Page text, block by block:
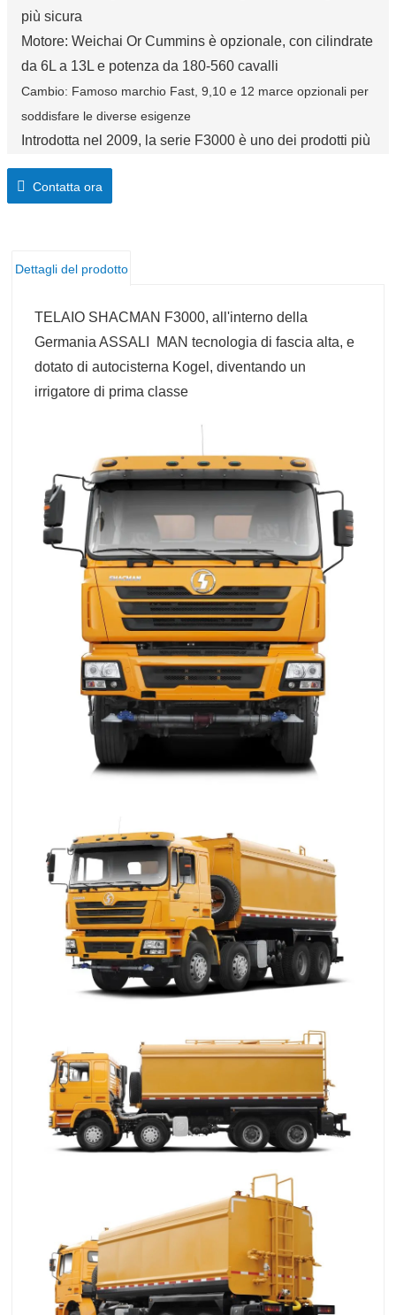
più sicura
Motore: Weichai Or Cummins è opzionale, con cilindrate
da 6L a 13L e potenza da 180-560 cavalli
Cambio: Famoso marchio Fast, 9,10 e 12 marce opzionali per
soddisfare le diverse esigenze
Introdotta nel 2009, la serie F3000 è uno dei prodotti più
venduti. Affidabile, robusta e potente, la serie F3000 è in
grado di affrontare qualsiasi compito richiesto dal suo
Contatta ora
Dettagli del prodotto
TELAIO SHACMAN F3000, all'interno della
Germania ASSALI
MAN tecnologia di fascia alta, e
dotato di autocisterna Kogel, diventando un
irrigatore di prima classe